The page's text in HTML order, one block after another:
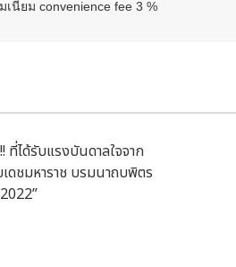
นียม convenience fee 3 %
ได้รับแรงบันดาลใจจาก
ดชมหาราช บรมนาถบพิตร